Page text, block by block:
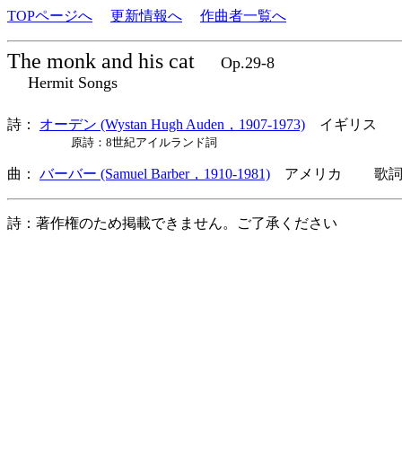
TOPページへ 更新情報へ 作曲者一覧へ
The monk and his cat
Op.29-8
Hermit Songs
詩： オーデン (Wystan Hugh Auden，1907-1973) イギリス
原詩：8世紀アイルランド詞
曲： バーバー (Samuel Barber，1910-1981) アメリカ 歌詞
詩：著作権のため掲載できません。ご了承ください